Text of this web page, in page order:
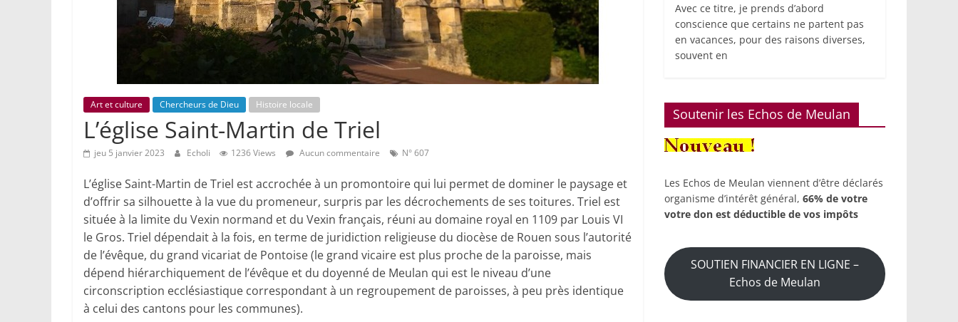
Art et culture Chercheurs de Dieu Histoire locale
L’église Saint-Martin de Triel
jeu 5 janvier 2023 Echoli 1236 Views Aucun commentaire N° 607
L’église Saint-Martin de Triel est accrochée à un promontoire qui lui permet de dominer le paysage et
d’offrir sa silhouette à la vue du promeneur, surpris par les décrochements de ses toitures. Triel est
située à la limite du Vexin normand et du Vexin français, réuni au domaine royal en 1109 par Louis VI
le Gros. Triel dépendait à la fois, en terme de juridiction religieuse du diocèse de Rouen sous l’autorité
de l’évêque, du grand vicariat de Pontoise (le grand vicaire est plus proche de la paroisse, mais
dépend hiérarchiquement de l’évêque et du doyenné de Meulan qui est le niveau d’une
circonscription ecclésiastique correspondant à un regroupement de paroisses, à peu près identique
à celui des cantons pour les communes).
Avec ce titre, je prends d’abord
conscience que certains ne partent pas
en vacances, pour des raisons diverses,
souvent en
Soutenir les Echos de Meulan
Les Echos de Meulan viennent d’être déclarés
organisme d’intérêt général, 66% de votre
votre don est déductible de vos impôts
SOUTIEN FINANCIER EN LIGNE –
Echos de Meulan